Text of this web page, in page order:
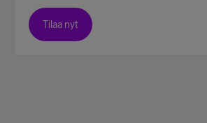
Tilaa nyt